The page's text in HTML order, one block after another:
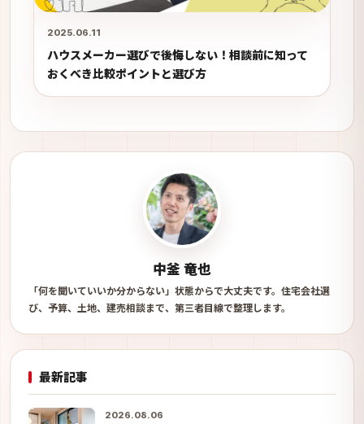
2025.06.11
ハウスメーカー選びで後悔しない！相談前に知って
おくべき比較ポイントと選び方
中釜 竜也
「何を聞いていいか分からない」状態からで大丈夫です。住宅会社選
び、予算、土地、建売相談まで、第三者目線で整理します。
最新記事
2026.08.06